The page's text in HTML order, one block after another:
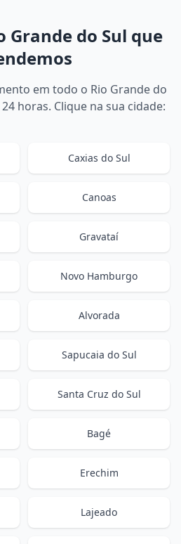
Grande do Sul que
em todo o Rio Grande do
horas. Clique na sua cidade:
Caxias do Sul
Canoas
Gravataí
Novo Hamburgo
Alvorada
Sapucaia do Sul
Santa Cruz do Sul
Bagé
Erechim
Lajeado